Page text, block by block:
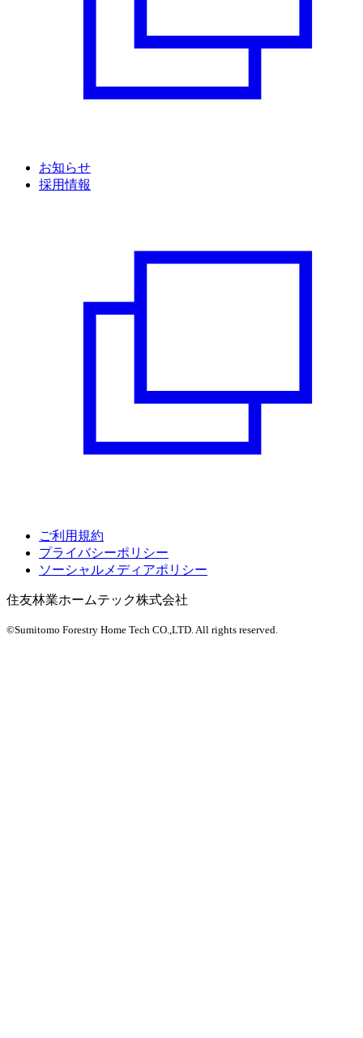
お知らせ
採用情報
ご利用規約
プライバシーポリシー
ソーシャルメディアポリシー
住友林業ホームテック株式会社
©Sumitomo Forestry Home Tech CO.,LTD. All rights reserved.